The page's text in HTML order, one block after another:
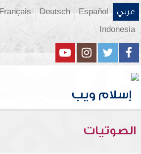
عربي Español
Deutsch
Français
Indonesia
الصوتيات